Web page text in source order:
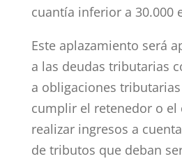
cuantía inferior a 30.000
Este aplazamiento será
a las deudas tributarias
a obligaciones
cumplir el retenedor o el
realizar ingresos a
de tributos que deban